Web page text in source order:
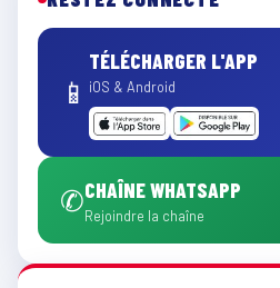
📱
TÉLÉCHARGER L'APP
iOS & Android
✆CHAÎNE WHATSAPP
Rejoindre la chaîne